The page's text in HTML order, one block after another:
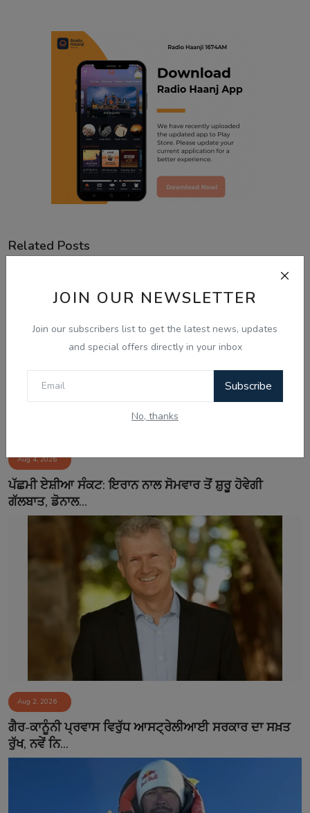
JOIN OUR NEWSLETTER
Join our subscribers list to get the latest news, updates
and special offers directly in your inbox
Subscribe
No, thanks
Related Posts
Aug 4, 2026
ਪੱਛਮੀ ਏਸ਼ੀਆ ਸੰਕਟ: ਇਰਾਨ ਨਾਲ ਸੋਮਵਾਰ ਤੋਂ ਸ਼ੁਰੂ ਹੋਵੇਗੀ
ਗੱਲਬਾਤ, ਡੋਨਾਲ...
Aug 2, 2026
ਗੈਰ-ਕਾਨੂੰਨੀ ਪ੍ਰਵਾਸ ਵਿਰੁੱਧ ਆਸਟ੍ਰੇਲੀਆਈ ਸਰਕਾਰ ਦਾ ਸਖ਼ਤ
ਰੁੱਖ, ਨਵੇਂ ਨਿ...